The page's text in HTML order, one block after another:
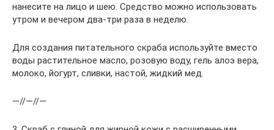
нанесите на лицо и шею. Средство можно использовать
утром и вечером два-три раза в неделю.
Для создания питательного скраба используйте вместо
воды растительное масло, розовую воду, гель алоэ вера,
молоко, йогурт, сливки, настой, жидкий мед.
—//—//—